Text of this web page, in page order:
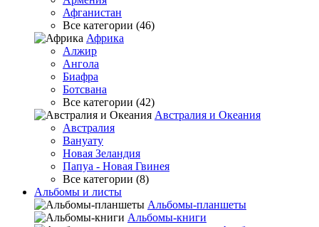
Афганистан
Все категории (46)
Африка
Алжир
Ангола
Биафра
Ботсвана
Все категории (42)
Австралия и Океания
Австралия
Вануату
Новая Зеландия
Папуа - Новая Гвинея
Все категории (8)
Альбомы и листы
Альбомы-планшеты
Альбомы-книги